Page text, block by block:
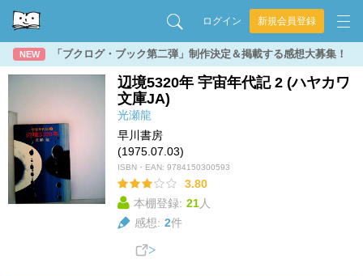
ログイン 新規会員登録
NEW 「ブクログ・ブック第二弾」制作決定＆掲載する感想大募集！
辺境5320年 宇宙年代記 2 (ハヤカワ
文庫JA)
光瀬龍
早川書房
(1975.07.03)
ISBN・EAN: 9784150300593
3.80
本棚登録: 21人
感想: 2件